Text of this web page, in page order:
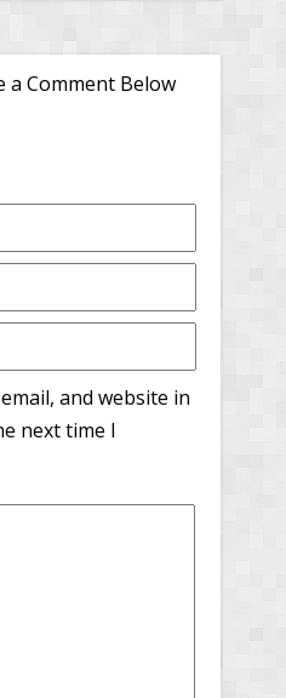
a Comment Below
and website in
next time I